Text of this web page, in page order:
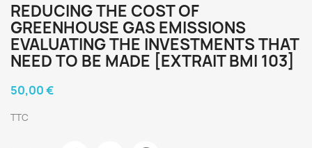
REDUCING THE COST OF
GREENHOUSE GAS EMISSIONS
EVALUATING THE INVESTMENTS THAT
NEED TO BE MADE [EXTRAIT BMI 103]
50,00 €
TTC